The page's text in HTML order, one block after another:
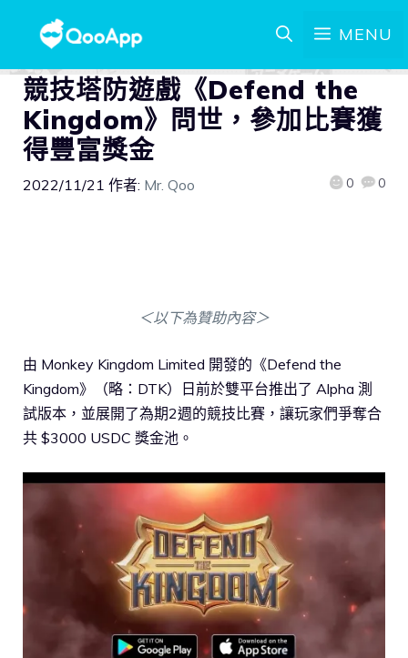
MENU
競技塔防遊戲《Defend the
Kingdom》問世，參加比賽獲
得豐富獎金
2022/11/21 作者: Mr. Qoo 0 0
＜以下為贊助內容＞
由 Monkey Kingdom Limited 開發的《Defend the
Kingdom》（略：DTK）日前於雙平台推出了 Alpha 測
試版本，並展開了為期2週的競技比賽，讓玩家們爭奪合
共 $3000 USDC 獎金池。